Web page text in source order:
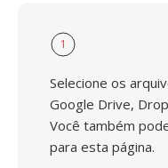
1
Selecione os
Google Drive,
Você também
para esta página.